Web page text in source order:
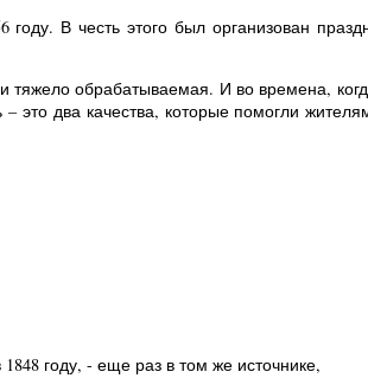
В честь этого был организован
обрабатываемая. И во времена,
это два качества, которые помогли
1848 году, - еще раз в том же источнике,